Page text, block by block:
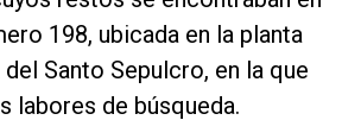
198, ubicada en la planta
Santo Sepulcro, en la que
labores de búsqueda.